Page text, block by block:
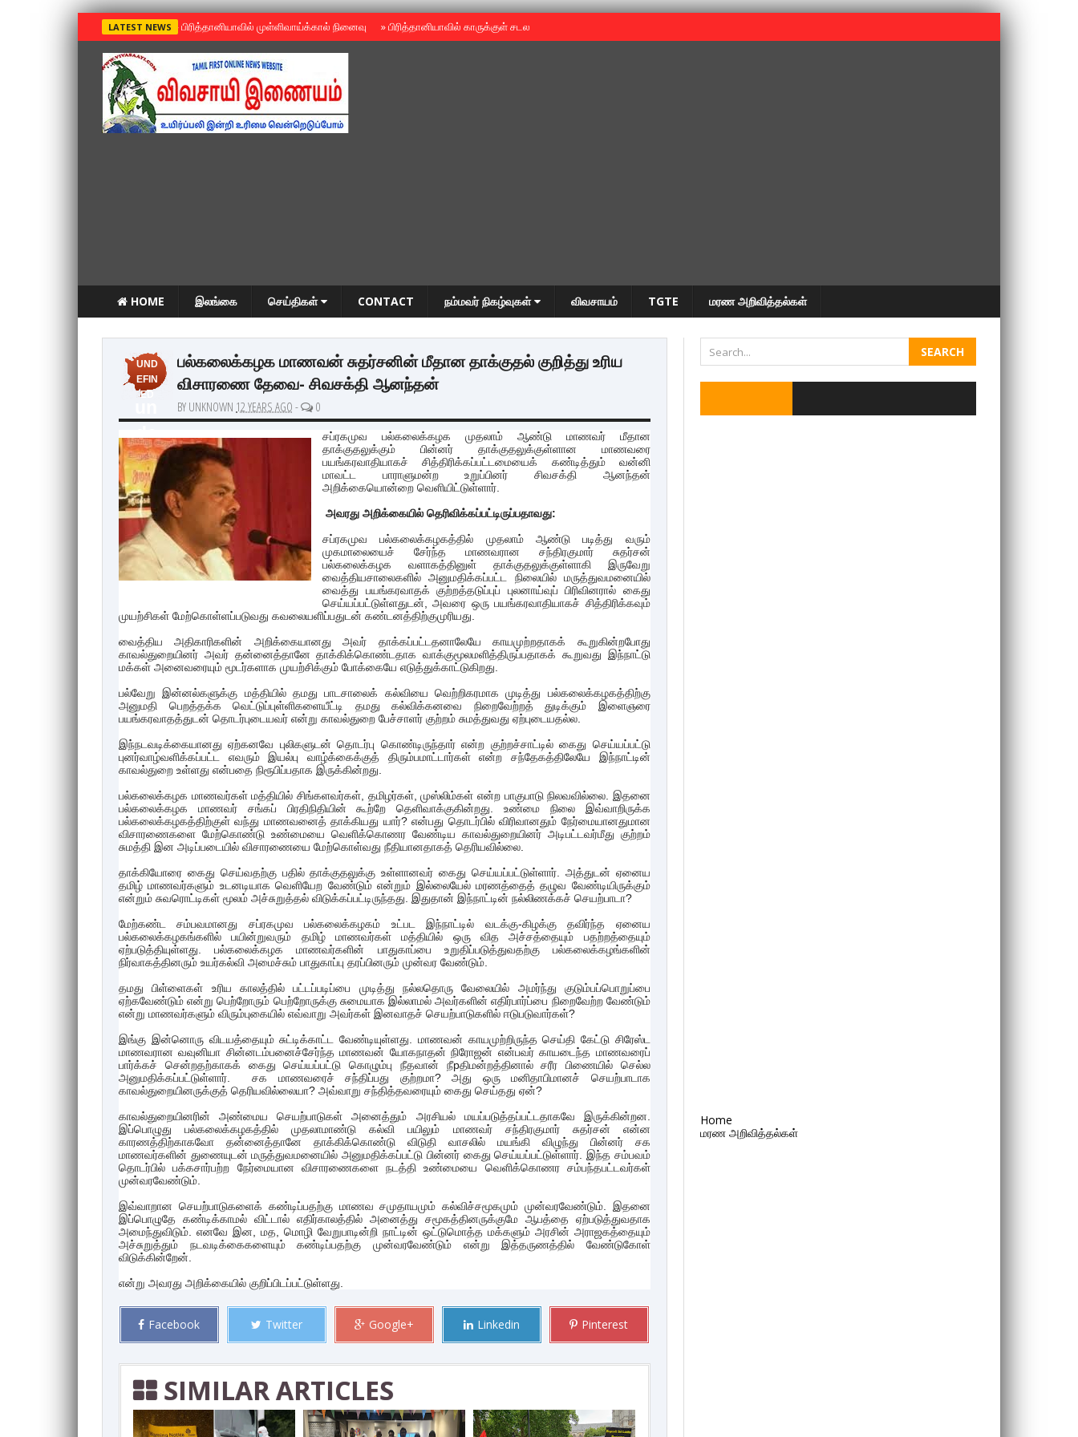
LATEST NEWS »பிரித்தானியாவில் முள்ளிவாய்க்கால் நினைவு »பிரித்தானியாவில் காருக்குள் சடலம் -தமிழருடையதா ?
HOME இலங்கை செய்திகள் CONTACT நம்மவர் நிகழ்வுகள் விவசாயம் TGTE மரண அறிவித்தல்கள்
UND
EFIN
ED
de
fin
ed
பல்கலைக்கழக மாணவன் சுதர்சனின் மீதான தாக்குதல் குறித்து உரிய
விசாரணை தேவை- சிவசக்தி ஆனந்தன்
BY UNKNOWN 12 YEARS AGO - 0
சப்ரகமுவ பல்கலைக்கழக முதலாம் ஆண்டு மாணவர் மீதான
தாக்குதலுக்கும் பின்னர் தாக்குதலுக்குள்ளான மாணவரை
பயங்கரவாதியாகச் சித்திரிக்கப்பட்டமையைக் கண்டித்தும் வன்னி
மாவட்ட பாராளுமன்ற உறுப்பினர் சிவசக்தி ஆனந்தன்
அறிக்கையொன்றை வெளியிட்டுள்ளார்.
அவரது அறிக்கையில் தெரிவிக்கப்பட்டிருப்பதாவது:
சப்ரகமுவ பல்கலைக்கழகத்தில் முதலாம் ஆண்டு படித்து வரும்
முகமாலையைச் சேர்ந்த மாணவரான சந்திரகுமார் சுதர்சன்
பல்கலைக்கழக வளாகத்தினுள் தாக்குதலுக்குள்ளாகி இருவேறு
வைத்தியசாலைகளில் அனுமதிக்கப்பட்ட நிலையில் மருத்துவமனையில்
வைத்து பயங்கரவாதக் குற்றத்தடுப்புப் புலனாய்வுப் பிரிவினரால் கைது
செய்யப்பட்டுள்ளதுடன், அவரை ஒரு பயங்கரவாதியாகச் சித்திரிக்கவும்
முயற்சிகள் மேற்கொள்ளப்படுவது கவலையளிப்பதுடன் கண்டனத்திற்குமுரியது.
வைத்திய அதிகாரிகளின் அறிக்கையானது அவர் தாக்கப்பட்டதனாலேயே காயமுற்றதாகக் கூறுகின்றபோது
காவல்துறையினர் அவர் தன்னைத்தானே தாக்கிக்கொண்டதாக வாக்குமூலமளித்திருப்பதாகக் கூறுவது இந்நாட்டு
மக்கள் அனைவரையும் மூடர்களாக முயற்சிக்கும் போக்கையே எடுத்துக்காட்டுகிறது.
பல்வேறு இன்னல்களுக்கு மத்தியில் தமது பாடசாலைக் கல்வியை வெற்றிகரமாக முடித்து பல்கலைக்கழகத்திற்கு
அனுமதி பெறத்தக்க வெட்டுப்புள்ளிகளையீட்டி தமது கல்விக்கனவை நிறைவேற்றத் துடிக்கும் இளைஞரை
பயங்கரவாதத்துடன் தொடர்புடையவர் என்று காவல்துறை பேச்சாளர் குற்றம் சுமத்துவது ஏற்புடையதல்ல.
இந்நடவடிக்கையானது ஏற்கனவே புலிகளுடன் தொடர்பு கொண்டிருந்தார் என்ற குற்றச்சாட்டில் கைது செய்யப்பட்டு
புனர்வாழ்வளிக்கப்பட்ட எவரும் இயல்பு வாழ்க்கைக்குத் திரும்பமாட்டார்கள் என்ற சந்தேகத்திலேயே இந்நாட்டின்
காவல்துறை உள்ளது என்பதை நிரூபிப்பதாக இருக்கின்றது.
பல்கலைக்கழக மாணவர்கள் மத்தியில் சிங்களவர்கள், தமிழர்கள், முஸ்லிம்கள் என்ற பாகுபாடு நிலவவில்லை. இதனை
பல்கலைக்கழக மாணவர் சங்கப் பிரதிநிதியின் கூற்றே தெளிவாக்குகின்றது. உண்மை நிலை இவ்வாறிருக்க
பல்கலைக்கழகத்திற்குள் வந்து மாணவனைத் தாக்கியது யார்? என்பது தொடர்பில் விரிவானதும் நேர்மையானதுமான
விசாரணைகளை மேற்கொண்டு உண்மையை வெளிக்கொணர வேண்டிய காவல்துறையினர் அடிபட்டவர்மீது குற்றம்
சுமத்தி இன அடிப்படையில் விசாரணையை மேற்கொள்வது நீதியானதாகத் தெரியவில்லை.
தாக்கியோரை கைது செய்வதற்கு பதில் தாக்குதலுக்கு உள்ளானவர் கைது செய்யப்பட்டுள்ளார். அத்துடன் ஏனைய
தமிழ் மாணவர்களும் உடனடியாக வெளியேற வேண்டும் என்றும் இல்லையேல் மரணத்தைத் தழுவ வேண்டியிருக்கும்
என்றும் சுவரொட்டிகள் மூலம் அச்சுறுத்தல் விடுக்கப்பட்டிருந்தது. இதுதான் இந்நாட்டின் நல்லிணக்கச் செயற்பாடா?
மேற்கண்ட சம்பவமானது சப்ரகமுவ பல்கலைக்கழகம் உட்பட இந்நாட்டில் வடக்கு-கிழக்கு தவிர்ந்த ஏனைய
பல்கலைக்கழகங்களில் பயின்றுவரும் தமிழ் மாணவர்கள் மத்தியில் ஒரு வித அச்சத்தையும் பதற்றத்தையும்
ஏற்படுத்தியுள்ளது. பல்கலைக்கழக மாணவர்களின் பாதுகாப்பை உறுதிப்படுத்துவதற்கு பல்கலைக்கழங்களின்
நிர்வாகத்தினரும் உயர்கல்வி அமைச்சும் பாதுகாப்பு தரப்பினரும் முன்வர வேண்டும்.
தமது பிள்ளைகள் உரிய காலத்தில் பட்டப்படிப்பை முடித்து நல்லதொரு வேலையில் அமர்ந்து குடும்பப்பொறுப்பை
ஏற்கவேண்டும் என்று பெற்றோரும் பெற்றோருக்கு சுமையாக இல்லாமல் அவர்களின் எதிர்பார்ப்பை நிறைவேற்ற வேண்டும்
என்று மாணவர்களும் விரும்புகையில் எவ்வாறு அவர்கள் இனவாதச் செயற்பாடுகளில் ஈடுபடுவார்கள்?
இங்கு இன்னொரு விடயத்தையும் சுட்டிக்காட்ட வேண்டியுள்ளது. மாணவன் காயமுற்றிருந்த செய்தி கேட்டு சிரேஸ்ட
மாணவரான வவுனியா சின்னடம்பனைச்சேர்ந்த மாணவன் யோகநாதன் நிரோஜன் என்பவர் காயடைந்த மாணவரைப்
பார்க்கச் சென்றதற்காகக் கைது செய்யப்பட்டு கொழும்பு நீதவான் நீpதிமன்றத்தினால் சரீர பிணையில் செல்ல
அனுமதிக்கப்பட்டுள்ளார். சக மாணவரைச் சந்திப்பது குற்றமா? அது ஒரு மனிதாபிமானச் செயற்பாடாக
காவல்துறையினருக்குத் தெரியவில்லையா? அவ்வாறு சந்தித்தவரையும் கைது செய்தது ஏன்?
காவல்துறையினரின் அண்மைய செயற்பாடுகள் அனைத்தும் அரசியல் மயப்படுத்தப்பட்டதாகவே இருக்கின்றன.
இப்பொழுது பல்கலைக்கழகத்தில் முதலாமாண்டு கல்வி பயிலும் மாணவர் சந்திரகுமார் சுதர்சன் என்ன
காரணத்திற்காகவோ தன்னைத்தானே தாக்கிக்கொண்டு விடுதி வாசலில் மயங்கி விழுந்து பின்னர் சக
மாணவர்களின் துணையுடன் மருத்துவமனையில் அனுமதிக்கப்பட்டு பின்னர் கைது செய்யப்பட்டுள்ளார். இந்த சம்பவம்
தொடர்பில் பக்கசார்பற்ற நேர்மையான விசாரணைகளை நடத்தி உண்மையை வெளிக்கொணர சம்பந்தபட்டவர்கள்
முன்வரவேண்டும்.
இவ்வாறான செயற்பாடுகளைக் கண்டிப்பதற்கு மாணவ சமுதாயமும் கல்விச்சமூகமும் முன்வரவேண்டும். இதனை
இப்பொழுதே கண்டிக்காமல் விட்டால் எதிர்காலத்தில் அனைத்து சமூகத்தினருக்குமே ஆபத்தை ஏற்படுத்துவதாக
அமைந்துவிடும். எனவே இன, மத, மொழி வேறுபாடின்றி நாட்டின் ஒட்டுமொத்த மக்களும் அரசின் அராஜகத்தையும்
அச்சுறுத்தும் நடவடிக்கைகளையும் கண்டிப்பதற்கு முன்வரவேண்டும் என்று இத்தருணத்தில் வேண்டுகோள்
விடுக்கின்றேன்.
என்று அவரது அறிக்கையில் குறிப்பிடப்பட்டுள்ளது.
Facebook Twitter Google+ Linkedin Pinterest
SIMILAR ARTICLES
Home
மரண அறிவித்தல்கள்